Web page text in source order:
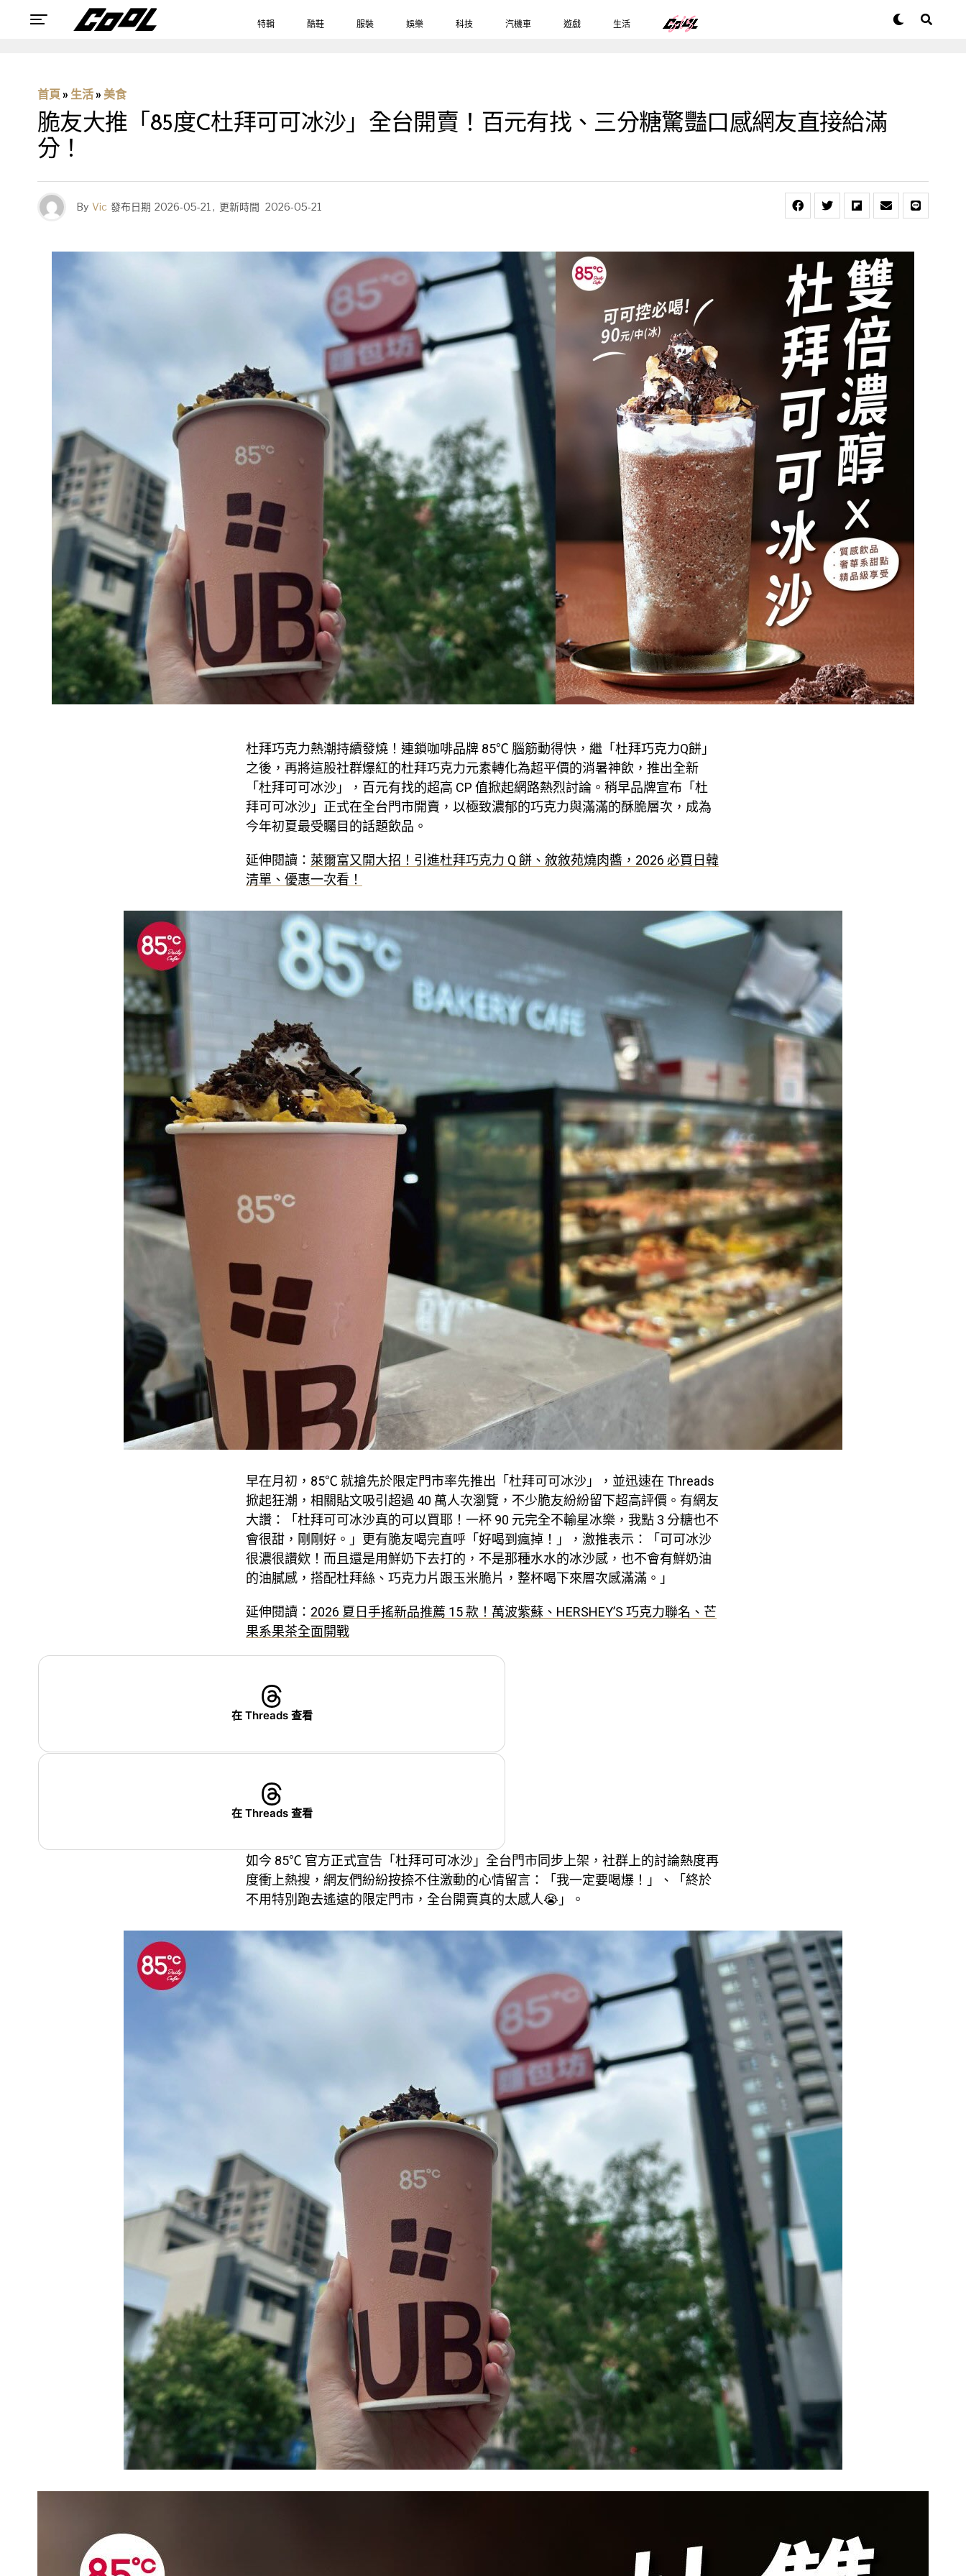
特輯 酷鞋 服裝 娛樂 科技 汽機車 遊戲 生活
首頁 » 生活 » 美食
脆友大推「85度C杜拜可可冰沙」全台開賣！百元有找、三分糖驚豔口感網友直接給滿
分！
By Vic 發布日期 2026-05-21 , 更新時間 2026-05-21
杜拜巧克力熱潮持續發燒！連鎖咖啡品牌 85℃ 腦筋動得快，繼「杜拜巧克力Q餅」
之後，再將這股社群爆紅的杜拜巧克力元素轉化為超平價的消暑神飲，推出全新
「杜拜可可冰沙」，百元有找的超高 CP 值掀起網路熱烈討論。稍早品牌宣布「杜
拜可可冰沙」正式在全台門市開賣，以極致濃郁的巧克力與滿滿的酥脆層次，成為
今年初夏最受矚目的話題飲品。
延伸閱讀： 萊爾富又開大招！引進杜拜巧克力 Q 餅、敘敘苑燒肉醬，2026 必買日韓
清單、優惠一次看！
早在月初，85℃ 就搶先於限定門市率先推出「杜拜可可冰沙」，並迅速在 Threads
掀起狂潮，相關貼文吸引超過 40 萬人次瀏覽，不少脆友紛紛留下超高評價。有網友
大讚：「杜拜可可冰沙真的可以買耶！一杯 90 元完全不輸星冰樂，我點 3 分糖也不
會很甜，剛剛好。」更有脆友喝完直呼「好喝到瘋掉！」，激推表示：「可可冰沙
很濃很讚欸！而且還是用鮮奶下去打的，不是那種水水的冰沙感，也不會有鮮奶油
的油膩感，搭配杜拜絲、巧克力片跟玉米脆片，整杯喝下來層次感滿滿。」
延伸閱讀： 2026 夏日手搖新品推薦 15 款！萬波紫蘇、HERSHEY’S 巧克力聯名、芒
果系果茶全面開戰
在 Threads 查看
在 Threads 查看
如今 85℃ 官方正式宣告「杜拜可可冰沙」全台門市同步上架，社群上的討論熱度再
度衝上熱搜，網友們紛紛按捺不住激動的心情留言：「我一定要喝爆！」、「終於
不用特別跑去遙遠的限定門市，全台開賣真的太感人😭」。